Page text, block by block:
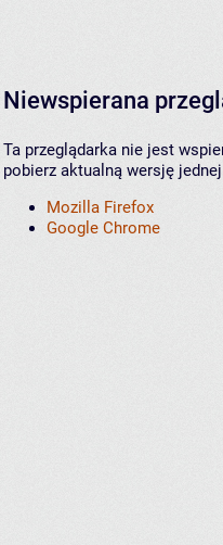
Niewspierana
Ta przeglądarka nie jest
pobierz aktualną wersję
Mozilla Firefox
Google Chrome